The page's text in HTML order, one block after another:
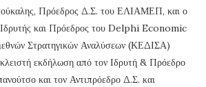
Πρόεδρος Δ.Σ. του ΕΛΙΑΜΕΠ, και ο
και Πρόεδρος του Delphi Economic
Στρατηγικών Αναλύσεων (ΚΕΔΙΣΑ)
εκδήλωση από τον Ιδρυτή & Πρόεδρο
και τον Αντιπρόεδρο Δ.Σ. και